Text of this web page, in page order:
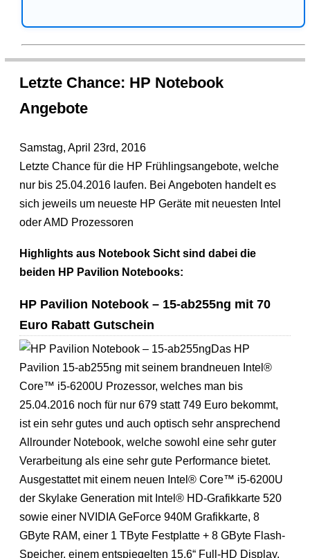
Letzte Chance: HP Notebook
Angebote
Samstag, April 23rd, 2016
Letzte Chance für die HP Frühlingsangebote, welche
nur bis 25.04.2016 laufen. Bei Angeboten handelt es
sich jeweils um neueste HP Geräte mit neuesten Intel
oder AMD Prozessoren
Highlights aus Notebook Sicht sind dabei die
beiden HP Pavilion Notebooks:
HP Pavilion Notebook – 15-ab255ng mit 70
Euro Rabatt Gutschein
Das HP
Pavilion 15-ab255ng mit seinem brandneuen Intel®
Core™ i5-6200U Prozessor, welches man bis
25.04.2016 noch für nur 679 statt 749 Euro bekommt,
ist ein sehr gutes und auch optisch sehr ansprechend
Allrounder Notebook, welche sowohl eine sehr guter
Verarbeitung als eine sehr gute Performance bietet.
Ausgestattet mit einem neuen Intel® Core™ i5-6200U
der Skylake Generation mit Intel® HD-Grafikkarte 520
sowie einer NVIDIA GeForce 940M Grafikkarte, 8
GByte RAM, einer 1 TByte Festplatte + 8 GByte Flash-
Speicher, einem entspiegelten 15.6“ Full-HD Display,